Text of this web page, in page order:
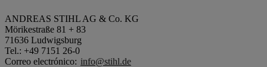
ANDREAS STIHL AG & Co. KG
Mörikestraße 81 + 83
71636 Ludwigsburg
Tel.: +49 7151 26-0
Correo electrónico: info@stihl.de